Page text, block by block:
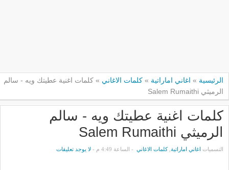
الرئيسية » اغاني اماراتية » كلمات الاغاني » كلمات اغنية عطيتك ويه - سالم
الرميثي Salem Rumaithi
كلمات اغنية عطيتك ويه - سالم
الرميثي Salem Rumaithi
التسميات اغاني اماراتية ,كلمات الاغاني - الساعة 4:49 م - لا يوجد تعليقات